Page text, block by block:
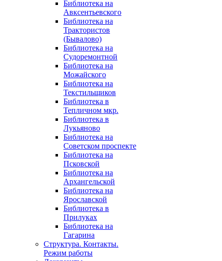
Библиотека на
Авксентьевского
Библиотека на
Трактористов
(Бывалово)
Библиотека на
Судоремонтной
Библиотека на
Можайского
Библиотека на
Текстильщиков
Библиотека в
Тепличном мкр.
Библиотека в
Лукьяново
Библиотека на
Советском проспекте
Библиотека на
Псковской
Библиотека на
Архангельской
Библиотека на
Ярославской
Библиотека в
Прилуках
Библиотека на
Гагарина
Структура. Контакты.
Режим работы